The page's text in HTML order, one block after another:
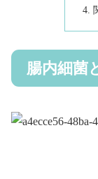
腸内細菌